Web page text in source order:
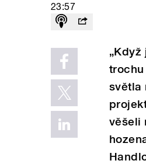
23:57
světla
věšeli